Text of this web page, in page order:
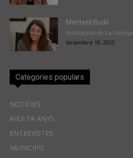
Meritxell Budó
Alcaldessa de La Garriga
desembre 18, 2023
Categories populars
NOTÍCIES
AVUI FA ANYS
ENTREVISTES
MUNICIPIS